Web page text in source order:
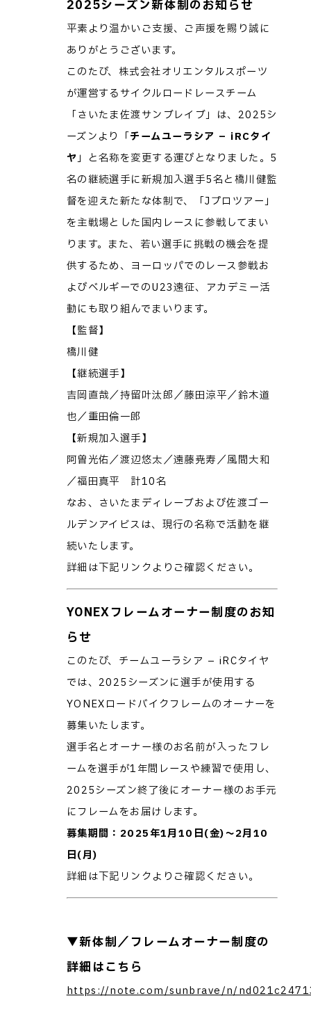
2025シーズン新体制のお知らせ
平素より温かいご支援、ご声援を賜り誠に
ありがとうございます。
このたび、株式会社オリエンタルスポーツ
が運営するサイクルロードレースチーム
「さいたま佐渡サンブレイブ」は、2025シ
ーズンより「チームユーラシア – iRCタイ
ヤ」と名称を変更する運びとなりました。5
名の継続選手に新規加入選手5名と橋川健監
督を迎えた新たな体制で、「Jプロツアー」
を主戦場とした国内レースに参戦してまい
ります。また、若い選手に挑戦の機会を提
供するため、ヨーロッパでのレース参戦お
よびベルギーでのU23遠征、アカデミー活
動にも取り組んでまいります。
【監督】
橋川健
【継続選手】
吉岡直哉／持留叶汰郎／藤田涼平／鈴木道
也／重田倫一郎
【新規加入選手】
阿曽光佑／渡辺悠太／遠藤尭寿／風間大和
／福田真平 計10名
なお、さいたまディレーブおよび佐渡ゴー
ルデンアイビスは、現行の名称で活動を継
続いたします。
詳細は下記リンクよりご確認ください。
YONEXフレームオーナー制度のお知
らせ
このたび、チームユーラシア – iRCタイヤ
では、2025シーズンに選手が使用する
YONEXロードバイクフレームのオーナーを
募集いたします。
選手名とオーナー様のお名前が入ったフレ
ームを選手が1年間レースや練習で使用し、
2025シーズン終了後にオーナー様のお手元
にフレームをお届けします。
募集期間：2025年1月10日(金)～2月10
日(月)
詳細は下記リンクよりご確認ください。
▼新体制／フレームオーナー制度の
詳細はこちら
https://note.com/sunbrave/n/